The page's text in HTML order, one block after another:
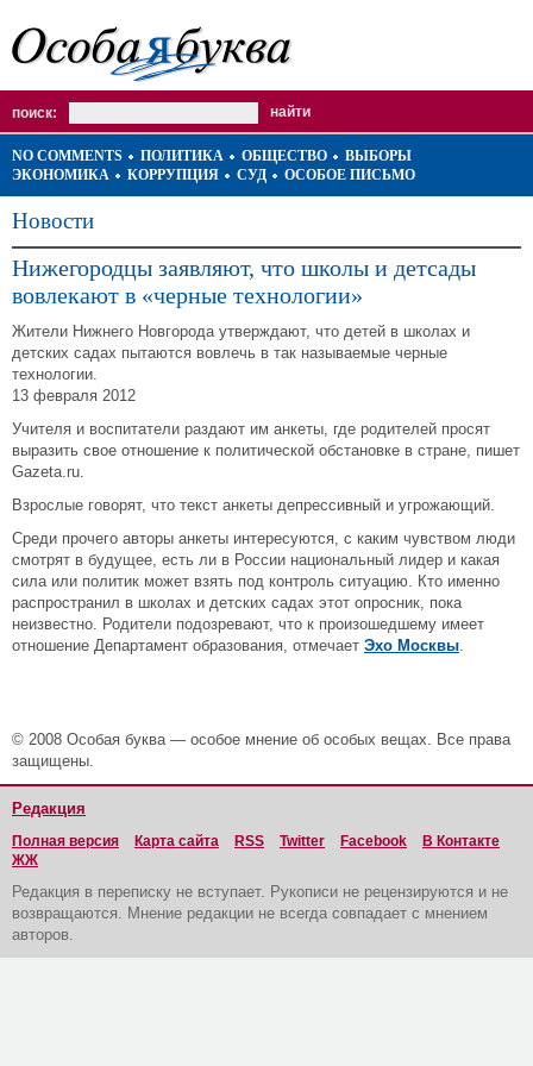
поиск:
NO COMMENTS ПОЛИТИКА ОБЩЕСТВО
ВЫБОРЫ
ЭКОНОМИКА
КОРРУПЦИЯ СУД ОСОБОЕ ПИСЬМО
Новости
Нижегородцы заявляют, что школы и детсады
вовлекают в «черные технологии»
Жители Нижнего Новгорода утверждают, что детей в школах и
детских садах пытаются вовлечь в так называемые черные
технологии.
13 февраля 2012
Учителя и воспитатели раздают им анкеты, где родителей просят
выразить свое отношение к политической обстановке в стране, пишет
Gazeta.ru.
Взрослые говорят, что текст анкеты депрессивный и угрожающий.
Среди прочего авторы анкеты интересуются, с каким чувством люди
смотрят в будущее, есть ли в России национальный лидер и какая
сила или политик может взять под контроль ситуацию. Кто именно
распространил в школах и детских садах этот опросник, пока
неизвестно. Родители подозревают, что к произошедшему имеет
отношение Департамент образования, отмечает Эхо Москвы.
© 2008 Особая буква — особое мнение об особых вещах. Все права
защищены.
Редакция
Полная версия Карта сайта RSS Twitter Facebook
В Контакте
ЖЖ
Редакция в переписку не вступает. Рукописи не рецензируются и не
возвращаются. Мнение редакции не всегда совпадает с мнением
авторов.